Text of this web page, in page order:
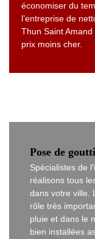
économiser du
l’entreprise de
Thun Saint
prix moins cher.
Pose de
Spécialistes de
réalisons tous
dans votre ville.
rôle très
pluie et dans le
bien installées